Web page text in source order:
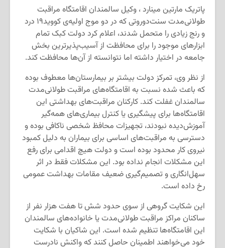
پاتریک مارتین مینارد ، وکیل سالمندان اقامتگاه‌ مراقبت
طولانی‌مدت سنت‌دوروتی که در دو موج اولیه‌ی کووید۱۹ درد
و رنج زیادی را متحمل شدند، اعلام کرد دولت کبک تمام
ابزارهای موجود را برای محافظت از آسیب‌پذیرترین بخش
جامعه در اختیار داشته اما نتوانسته از آن‌ها محافظت کند.
از نظر وی، تمرکز دولت بیشتر بر بیمارستان‌ها معطوف بوده
که باعث شده نسبت به اقامتگاه‌های مراقبت طولانی‌مدت
سالمندان غفلت کند. کارکنان مراقبت‌های بهداشتی این
اقامتگاه‌ها برای پیشگیری یا کنترل بیماری‌های همه‌گیر
آموزش‌دیده نبودند، تجهیزات محافظ شخصی ناکافی بوده و
دسترسی به مراقبت‌های اساسی برای بیماران به دلیل کمبود
نیروی کار محدود بوده است و دولت هیچ اقدامی برای رفع
این مشکلات انجام نداده بود. این مشکلات فقط در اثر
سهل‌انگاری و تصمیم‌گیری ضعیف مقامات بهداشت عمومی
رخ داده است.
این شکایت گروهی از سوی حدود شش تا هفت هزار نفر از
ساکنان مراکز مراقبت طولانی‌مدت یا خانواده‌های سالمندان
این اقامتگاه‌ها تنظیم شده است. این شاکیان با شکایت
خود می‌خواهند اطمینان حاصل کنند که واکنش نادرست